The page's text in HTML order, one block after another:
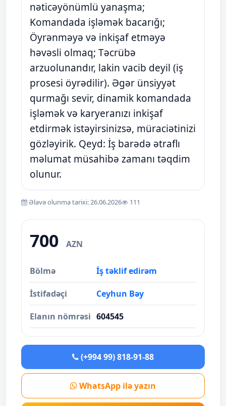
nəticəyönümlü yanaşma;
Komandada işləmək bacarığı;
Öyrənməyə və inkişaf etməyə
həvəsli olmaq; Təcrübə
arzuolunandır, lakin vacib deyil (iş
prosesi öyrədilir). Əgər ünsiyyət
qurmağı sevir, dinamik komandada
işləmək və karyeranızı inkişaf
etdirmək istəyirsinizsə, müraciətinizi
gözləyirik. Qeyd: İş barədə ətraflı
məlumat müsahibə zamanı təqdim
olunur.
Əlavə olunma tarixi: 26.06.2026 111
700 AZN
Bölmə İş təklif edirəm
İstifadəçi Ceyhun Bəy
Elanın nömrəsi 604545
(+994 99) 818-91-88
WhatsApp ilə yazın